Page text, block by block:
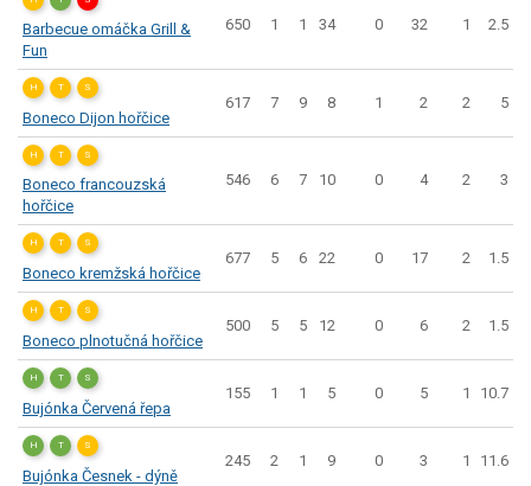
Barbecue omáčka Grill &
Fun
650 1 1 34 0 32 1 2.5
H T S
Boneco Dijon hořčice
617 7 9 8 1 2 2 5
H T S
Boneco francouzská
hořčice
546 6 7 10 0 4 2 3
H T S
Boneco kremžská hořčice
677 5 6 22 0 17 2 1.5
H T S
Boneco plnotučná hořčice
500 5 5 12 0 6 2 1.5
H T S
Bujónka Červená řepa
155 1 1 5 0 5 1 10.7
H T S
Bujónka Česnek - dýně
245 2 1 9 0 3 1 11.6